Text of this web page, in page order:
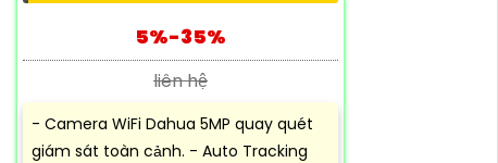
5%-35%
liên hệ
- Camera WiFi Dahua 5MP quay quét
giám sát toàn cảnh. - Auto Tracking